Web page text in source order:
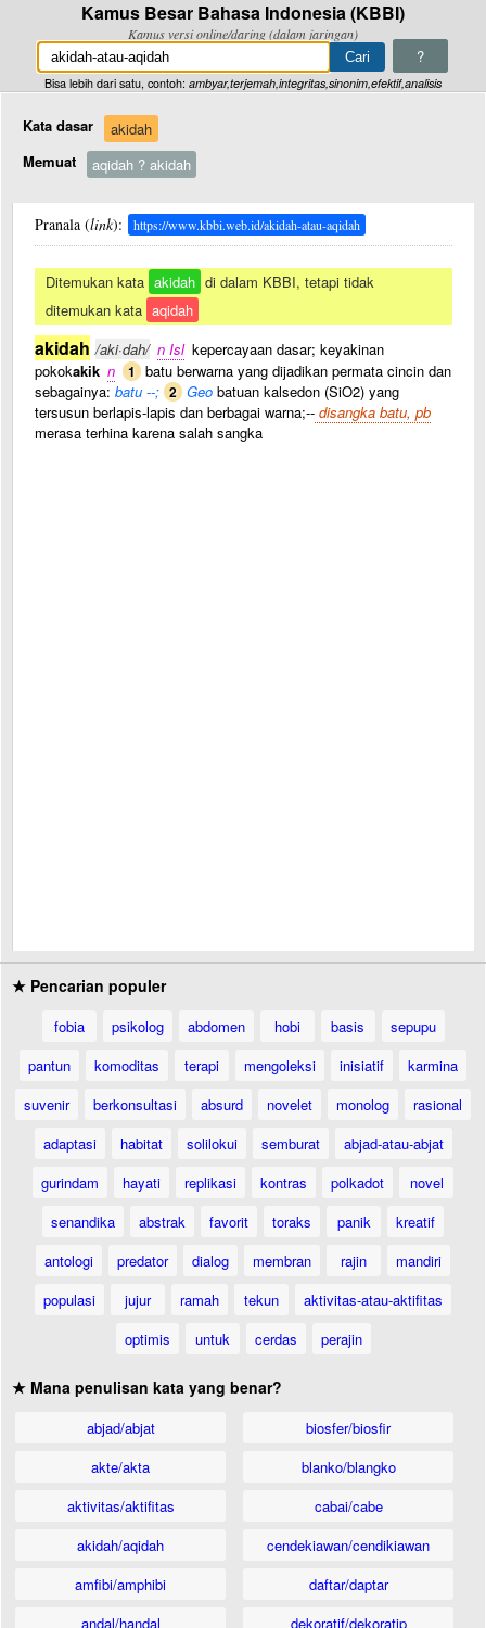
Kamus Besar Bahasa Indonesia (KBBI)
Kamus versi online/daring (dalam jaringan)
?
Bisa lebih dari satu, contoh: ambyar,terjemah,integritas,sinonim,efektif,analisis
Kata dasar
akidah
Memuat
aqidah ? akidah
Pranala (link): https://www.kbbi.web.id/akidah-atau-aqidah
Ditemukan kata akidah di dalam KBBI, tetapi tidak
ditemukan kata aqidah
akidah /aki·dah/ n Isl kepercayaan dasar; keyakinan
pokokakik n 1 batu berwarna yang dijadikan permata cincin dan
sebagainya: batu --; 2 Geo batuan kalsedon (SiO2) yang
tersusun berlapis-lapis dan berbagai warna;-- disangka batu, pb
merasa terhina karena salah sangka
★ Pencarian populer
fobia psikolog abdomen hobi basis
sepupu
pantun
komoditas terapi mengoleksi inisiatif
karmina
suvenir
berkonsultasi absurd novelet monolog
rasional
adaptasi
habitat solilokui semburat
abjad-atau-abjat
gurindam
hayati replikasi kontras polkadot
novel
senandika
abstrak favorit toraks panik
kreatif
antologi
predator dialog membran rajin
mandiri
populasi
jujur ramah tekun
aktivitas-atau-aktifitas
optimis
untuk cerdas perajin
★ Mana penulisan kata yang benar?
abjad/abjat
akte/akta
aktivitas/aktifitas
akidah/aqidah
amfibi/amphibi
andal/handal
biosfer/biosfir
blanko/blangko
cabai/cabe
cendekiawan/cendikiawan
daftar/daptar
dekoratif/dekoratip